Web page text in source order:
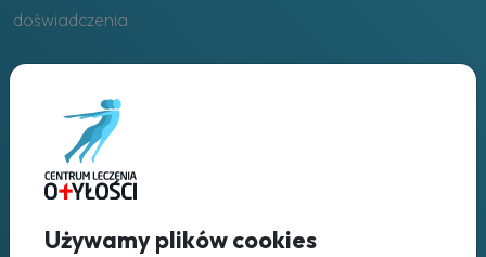
Używamy plików cookies
doświadczenia
Placówki
w całej Polsce